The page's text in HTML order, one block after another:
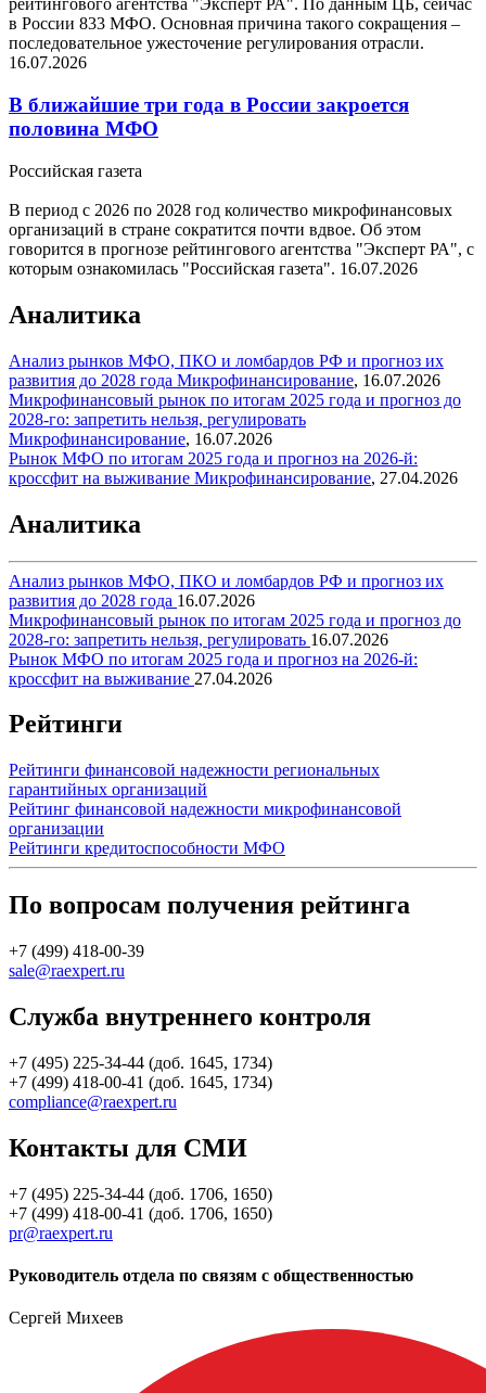
рейтингового агентства "Эксперт РА". По данным ЦБ, сейчас
в России 833 МФО. Основная причина такого сокращения –
последовательное ужесточение регулирования отрасли.
16.07.2026
В ближайшие три года в России закроется
половина МФО
Российская газета
В период с 2026 по 2028 год количество микрофинансовых
организаций в стране сократится почти вдвое. Об этом
говорится в прогнозе рейтингового агентства "Эксперт РА", с
которым ознакомилась "Российская газета". 16.07.2026
Аналитика
Анализ рынков МФО, ПКО и ломбардов РФ и прогноз их
развития до 2028 года Микрофинансирование, 16.07.2026
Микрофинансовый рынок по итогам 2025 года и прогноз до
2028-го: запретить нельзя, регулировать
Микрофинансирование, 16.07.2026
Рынок МФО по итогам 2025 года и прогноз на 2026-й:
кроссфит на выживание Микрофинансирование, 27.04.2026
Аналитика
Анализ рынков МФО, ПКО и ломбардов РФ и прогноз их
развития до 2028 года 16.07.2026
Микрофинансовый рынок по итогам 2025 года и прогноз до
2028-го: запретить нельзя, регулировать 16.07.2026
Рынок МФО по итогам 2025 года и прогноз на 2026-й:
кроссфит на выживание 27.04.2026
Рейтинги
Рейтинги финансовой надежности региональных
гарантийных организаций
Рейтинг финансовой надежности микрофинансовой
организации
Рейтинги кредитоспособности МФО
По вопросам получения рейтинга
+7 (499) 418-00-39
sale@raexpert.ru
Служба внутреннего контроля
+7 (495) 225-34-44 (доб. 1645, 1734)
+7 (499) 418-00-41 (доб. 1645, 1734)
compliance@raexpert.ru
Контакты для СМИ
+7 (495) 225-34-44 (доб. 1706, 1650)
+7 (499) 418-00-41 (доб. 1706, 1650)
pr@raexpert.ru
Руководитель отдела по связям с общественностью
Сергей Михеев